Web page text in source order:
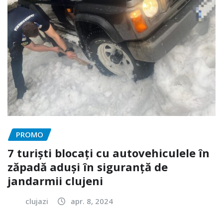
PROMO
7 turiști blocați cu autovehiculele în
zăpadă aduși în siguranță de
jandarmii clujeni
clujazi apr. 8, 2024